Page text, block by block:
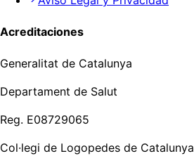
Acreditaciones
Generalitat de Catalunya
Departament de Salut
Reg. E08729065
Col·legi de Logopedes de Catalunya